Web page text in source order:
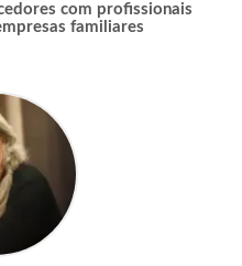
com profissionais
familiares